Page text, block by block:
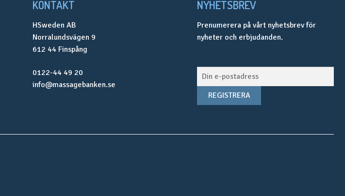
KONTAKT
HSweden AB
Norralundsvägen 9
612 44 Finspång
0122-44 49 20
info@massagebanken.se
NYHETSBREV
Prenumerera på vårt nyhetsbrev för
nyheter och erbjudanden.